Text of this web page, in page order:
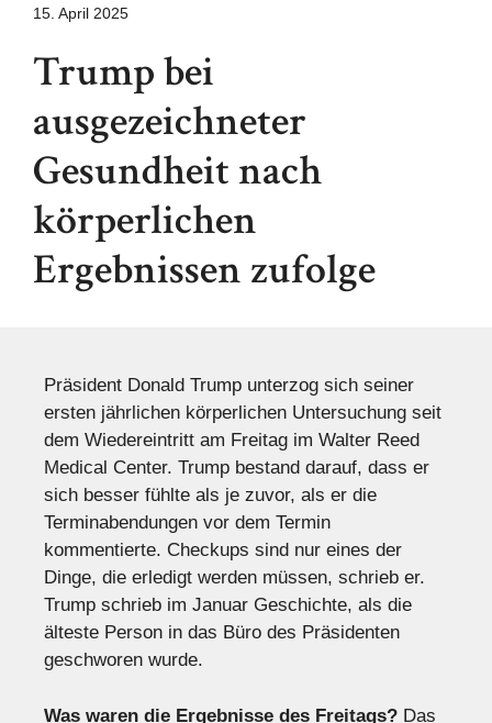
15. April 2025
Trump bei
ausgezeichneter
Gesundheit nach
körperlichen
Ergebnissen zufolge
Präsident Donald Trump unterzog sich seiner
ersten jährlichen körperlichen Untersuchung seit
dem Wiedereintritt am Freitag im Walter Reed
Medical Center. Trump bestand darauf, dass er
sich besser fühlte als je zuvor, als er die
Terminabendungen vor dem Termin
kommentierte. Checkups sind nur eines der
Dinge, die erledigt werden müssen, schrieb er.
Trump schrieb im Januar Geschichte, als die
älteste Person in das Büro des Präsidenten
geschworen wurde.
Was waren die Ergebnisse des Freitags? Das